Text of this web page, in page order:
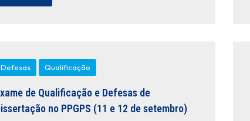
Defesas Qualificação
de Qualificação e Defesas de
no PPGPS (11 e 12 de setembro)